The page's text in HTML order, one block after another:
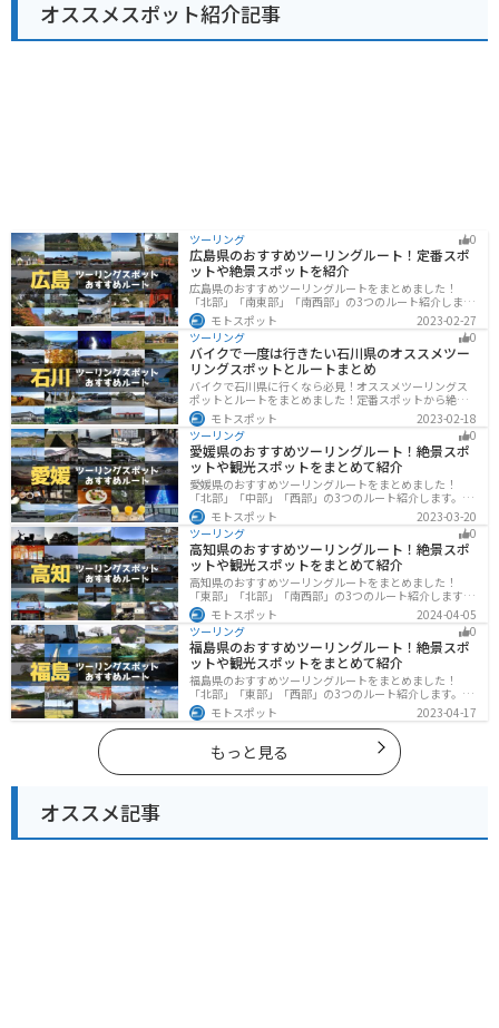
川沿いを走る国道168号がおすすめです。瀞峡と呼ばれ
る景勝地を走り抜けることができ、変化に富んだ景色を
楽しむことができます。道の駅には、バイク専用の駐車
オススメスポット紹介記事
ツーリング 0
広島県のおすすめツーリングルート！定番スポ
ットや絶景スポットを紹介
広島県のおすすめツーリングルートをまとめました！
「北部」「南東部」「南西部」の3つのルート紹介しま
す。自然豊かな山と海だけでなく、歴史的価値のある建
造物も多数あるので、飽きることなくツーリングを堪能
できます。バイクで広島県にツーリングに行く際は参考
にしてください。
モトスポット
2023-02-27
ツーリング
0
バイクで一度は行きたい石川県のオススメツー
リングスポットとルートまとめ
バイクで石川県に行くなら必見！オススメツーリングス
ポットとルートをまとめました！定番スポットから絶景
スポット、温泉、海、グルメなど様々なジャンルで楽し
めます。バイクで石川ツーリングに行こうと思っている
人は、参考にしてください。
モトスポット
2023-02-18
ツーリング
0
愛媛県のおすすめツーリングルート！絶景スポ
ットや観光スポットをまとめて紹介
愛媛県のおすすめツーリングルートをまとめました！
「北部」「中部」「西部」の3つのルート紹介します。山
や海といった自然だけでなく、気軽に渡れる島もあり
様々な楽しみ方ができます。バイクで愛媛県にツーリン
グに行く際は参考にしてください。
モトスポット
2023-03-20
ツーリング
0
高知県のおすすめツーリングルート！絶景スポ
ットや観光スポットをまとめて紹介
高知県のおすすめツーリングルートをまとめました！
「東部」「北部」「南西部」の3つのルート紹介します。
山と海どちらも楽しめるスポットが多数あり、様々な楽
しみ方ができます。バイクで高知県にツーリングに行く
際は参考にしてください。
モトスポット
2024-04-05
ツーリング
0
福島県のおすすめツーリングルート！絶景スポ
ットや観光スポットをまとめて紹介
福島県のおすすめツーリングルートをまとめました！
「北部」「東部」「西部」の3つのルート紹介します。内
陸部には山々が連なり、海岸線は太平洋に面してるので
観光スポットが多数あります。バイクで福島県にツーリ
ングに行く際は参考にしてください。
モトスポット 2023-04-17
もっと見る
オススメ記事